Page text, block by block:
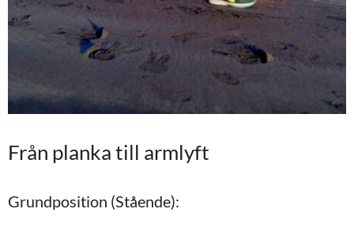
Från planka till armlyft
Grundposition (Stående):